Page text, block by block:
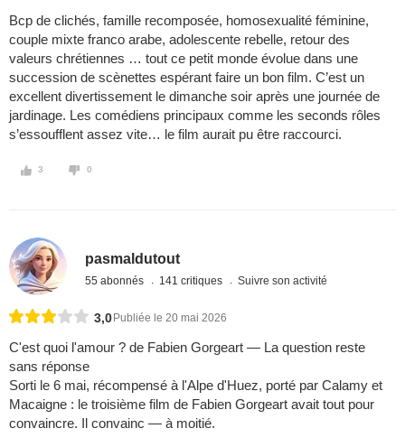
Bcp de clichés, famille recomposée, homosexualité féminine,
couple mixte franco arabe, adolescente rebelle, retour des
valeurs chrétiennes … tout ce petit monde évolue dans une
succession de scènettes espérant faire un bon film. C’est un
excellent divertissement le dimanche soir après une journée de
jardinage. Les comédiens principaux comme les seconds rôles
s’essoufflent assez vite… le film aurait pu être raccourci.
3 0
pasmaldutout
55 abonnés 141 critiques Suivre son activité
3,0 Publiée le 20 mai 2026
C'est quoi l'amour ? de Fabien Gorgeart — La question reste
sans réponse
Sorti le 6 mai, récompensé à l'Alpe d'Huez, porté par Calamy et
Macaigne : le troisième film de Fabien Gorgeart avait tout pour
convaincre. Il convainc — à moitié.